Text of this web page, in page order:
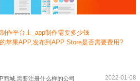
作平台上_app制作需要多少钱
苹果APP,发布到APP Store是否需要费用?
商城,需要注册什么样的公司 2022-01-08